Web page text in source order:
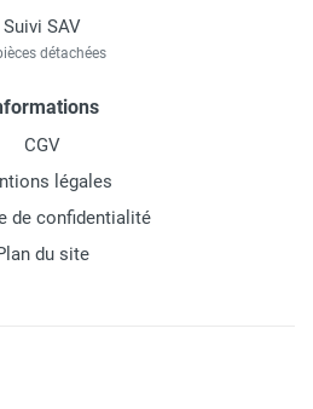
Suivi SAV
détachées
CGV
légales
de confidentialité
du site